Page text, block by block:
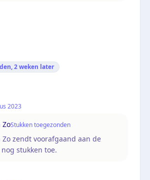
2 weken later
2023
ZoStukken toegezonden
Zo zendt voorafgaand aan de
stukken toe.